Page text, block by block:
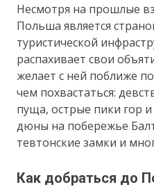
Несмотря на прошлые
Польша является
туристической
распахивает свои
желает с ней поближе
чем похвастаться:
пуща, острые пики гор
дюны на побережье
тевтонские замки и
Как добраться до